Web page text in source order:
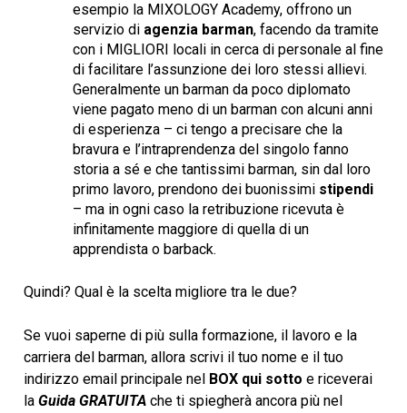
esempio la MIXOLOGY Academy, offrono un
servizio di agenzia barman, facendo da tramite
con i MIGLIORI locali in cerca di personale al fine
di facilitare l’assunzione dei loro stessi allievi.
Generalmente un barman da poco diplomato
viene pagato meno di un barman con alcuni anni
di esperienza – ci tengo a precisare che la
bravura e l’intraprendenza del singolo fanno
storia a sé e che tantissimi barman, sin dal loro
primo lavoro, prendono dei buonissimi stipendi
– ma in ogni caso la retribuzione ricevuta è
infinitamente maggiore di quella di un
apprendista o barback.
Quindi? Qual è la scelta migliore tra le due?
Se vuoi saperne di più sulla formazione, il lavoro e la
carriera del barman, allora scrivi il tuo nome e il tuo
indirizzo email principale nel BOX qui sotto e riceverai
la Guida GRATUITA che ti spiegherà ancora più nel